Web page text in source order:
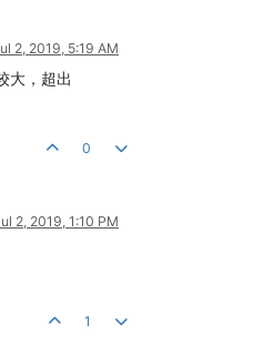
2, 2019, 5:19 AM
大，超出
0
2, 2019, 1:10 PM
1